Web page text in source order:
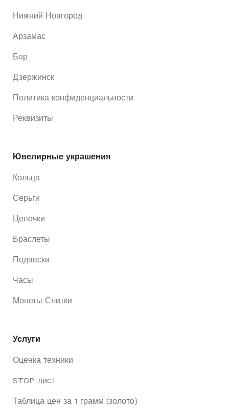
Нижний Новгород
Арзамас
Бор
Дзержинск
Политика конфиденциальности
Реквизиты
Ювелирные украшения
Кольца
Серьги
Цепочки
Браслеты
Подвески
Часы
Монеты Слитки
Услуги
Оценка техники
STOP-лист
Таблица цен за 1 грамм (золото)